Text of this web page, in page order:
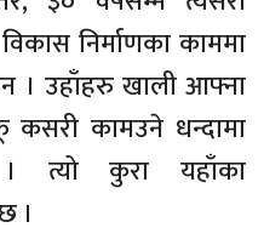
निर्माणका काममा
। उहाँहरु खाली आफ्ना
कामउने धन्दामा
त्यो कुरा यहाँका
।